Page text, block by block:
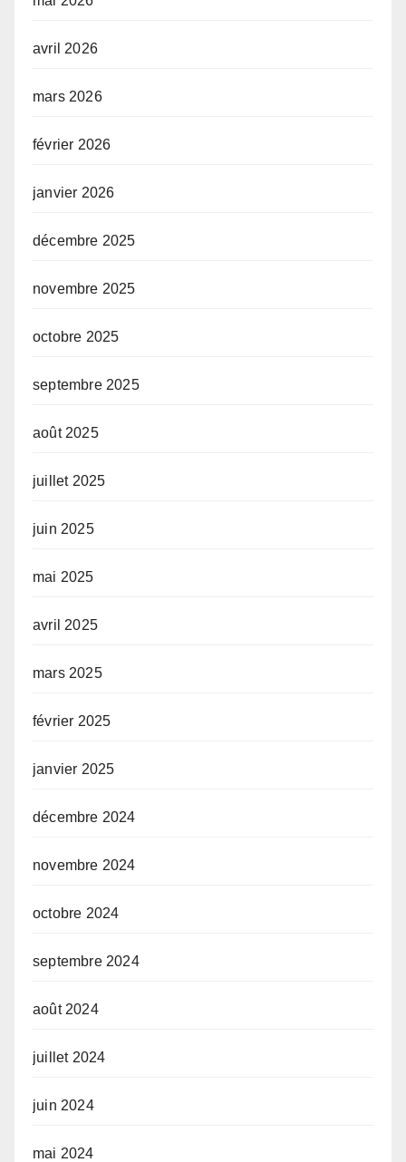
avril 2026
mars 2026
février 2026
janvier 2026
décembre 2025
novembre 2025
octobre 2025
septembre 2025
août 2025
juillet 2025
juin 2025
mai 2025
avril 2025
mars 2025
février 2025
janvier 2025
décembre 2024
novembre 2024
octobre 2024
septembre 2024
août 2024
juillet 2024
juin 2024
mai 2024